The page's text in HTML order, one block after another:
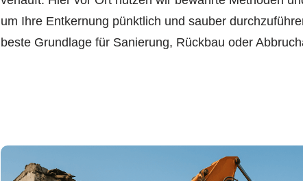
um Ihre Entkernung pünktlich und sauber
beste Grundlage für Sanierung, Rückbau oder